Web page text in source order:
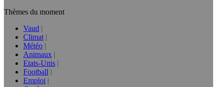
Thèmes du moment
Vaud
Climat
Météo
Animaux
Etats-Unis
Football
Emploi